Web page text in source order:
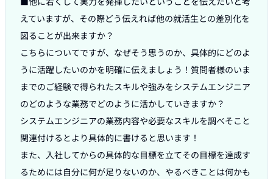
えていますが、その際どう伝えれば他の就活生との差別化を
図ることが出来ますか？
こちらについてですが、なぜそう思うのか、具体的にどのよ
うに活躍したいのかを明確に伝えましょう！質問者様のいま
までのご経験で得られたスキルや強みをシステムエンジニア
のどのような業務でどのように活かしていきますか？
システムエンジニアの業務内容や必要なスキルを調べそこと
関連付けるとより具体的に書けると思います！
また、入社してからの具体的な目標を立てその目標を達成す
るためには自分に何が足りないのか、やるべきことは何かも